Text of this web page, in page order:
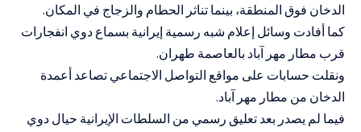
الدخان فوق المنطقة، بينما تناثر الحطام والزجاج في المكان.
كما أفادت وسائل إعلام شبه رسمية إيرانية بسماع دوي انفجارات
قرب مطار مهر آباد بالعاصمة طهران.
ونقلت حسابات على مواقع التواصل الاجتماعي تصاعد أعمدة
الدخان من مطار مهر آباد.
فيما لم يصدر بعد تعليق رسمي من السلطات الإيرانية حيال دوي